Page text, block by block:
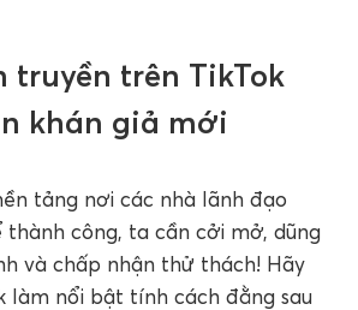
truyền trên TikTok
khán giả mới
tảng nơi các nhà lãnh đạo
công, ta cần cởi mở, dũng
và chấp nhận thử thách! Hãy
làm nổi bật tính cách đằng sau